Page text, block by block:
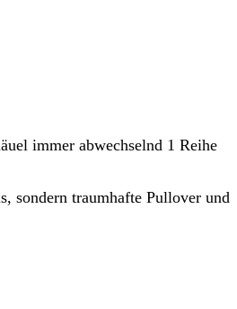
immer abwechselnd 1 Reihe
sondern traumhafte Pullover und